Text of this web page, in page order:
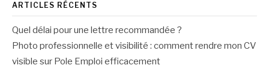
ARTICLES RÉCENTS
Quel délai pour une lettre recommandée ?
Photo professionnelle et visibilité : comment rendre mon CV
visible sur Pole Emploi efficacement